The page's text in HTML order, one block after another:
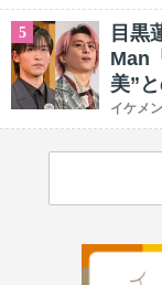
5
目黒
Man
美”
イケメン